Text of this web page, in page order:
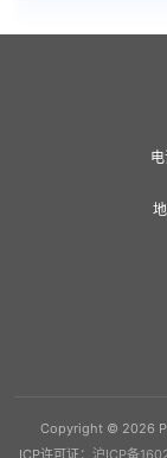
Copyright © 2026